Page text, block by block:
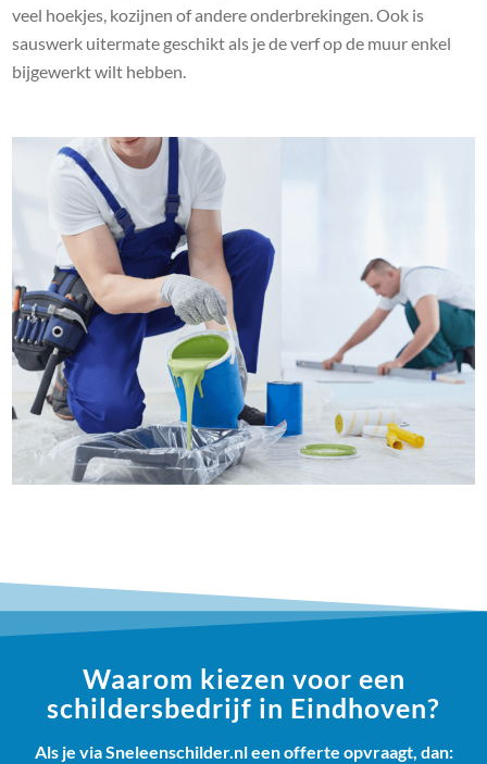
veel hoekjes, kozijnen of andere onderbrekingen. Ook is
sauswerk uitermate geschikt als je de verf op de muur enkel
bijgewerkt wilt hebben.
Waarom kiezen voor een
schildersbedrijf in Eindhoven?
Als je via Sneleenschilder.nl een offerte opvraagt, dan: